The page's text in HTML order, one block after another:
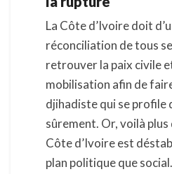
La Côte d’Ivoire doit
réconciliation de tous
retrouver la paix civile
mobilisation afin de
djihadiste qui se profile
sûrement. Or, voilà plus
Côte d’Ivoire est
plan politique que